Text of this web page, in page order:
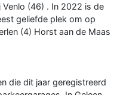
(46) . In 2022 is de
geliefde plek om op
(4) Horst aan de Maas
die dit jaar geregistreerd